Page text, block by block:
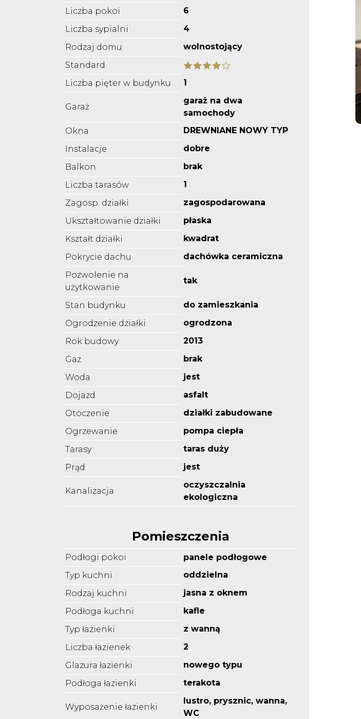
Liczba pokoi
6
Liczba sypialni
4
Rodzaj domu
wolnostojący
Standard
Liczba pięter w budynku
1
Garaż
garaż na dwa
samochody
Okna
DREWNIANE NOWY TYP
Instalacje
dobre
Balkon
brak
Liczba tarasów
1
Zagosp. działki
zagospodarowana
Ukształtowanie działki
płaska
Kształt działki
kwadrat
Pokrycie dachu
dachówka ceramiczna
Pozwolenie na
użytkowanie
tak
Stan budynku
do zamieszkania
Ogrodzenie działki
ogrodzona
Rok budowy
2013
Gaz
brak
Woda
jest
Dojazd
asfalt
Otoczenie
działki zabudowane
Ogrzewanie
pompa ciepła
Tarasy
taras duży
Prąd
jest
Kanalizacja
oczyszczalnia
ekologiczna
Pomieszczenia
Podłogi pokoi
panele podłogowe
Typ kuchni
oddzielna
Rodzaj kuchni
jasna z oknem
Podłoga kuchni
kafle
Typ łazienki
z wanną
Liczba łazienek
2
Glazura łazienki
nowego typu
Podłoga łazienki
terakota
Wyposażenie łazienki
lustro, prysznic, wanna,
WC